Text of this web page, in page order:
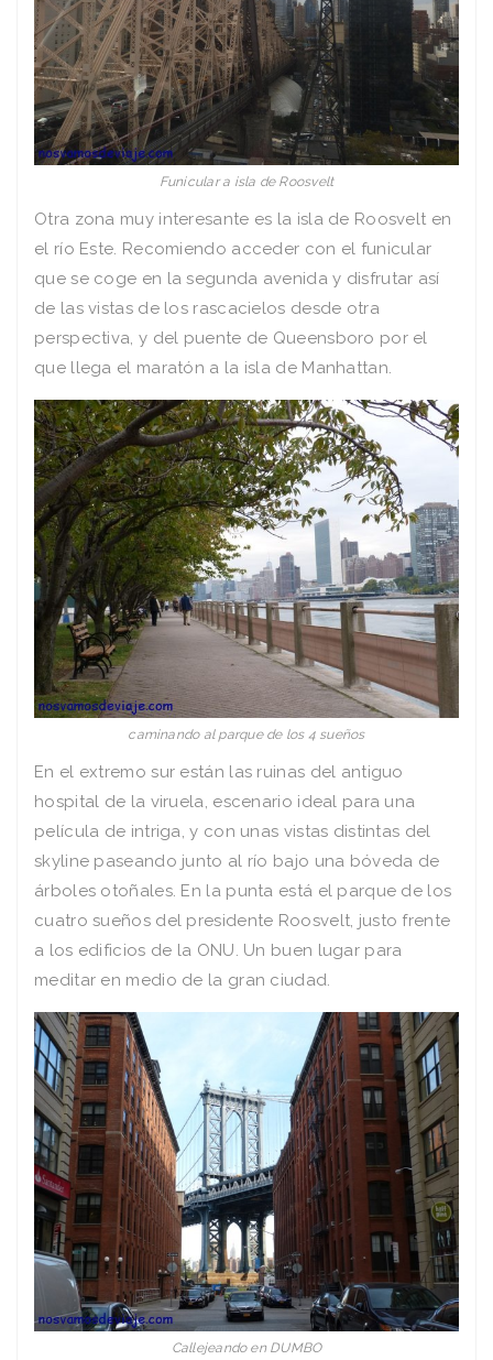
Funicular a isla de Roosvelt
Otra zona muy interesante es la isla de Roosvelt en
el río Este. Recomiendo acceder con el funicular
que se coge en la segunda avenida y disfrutar así
de las vistas de los rascacielos desde otra
perspectiva, y del puente de Queensboro por el
que llega el maratón a la isla de Manhattan.
caminando al parque de los 4 sueños
En el extremo sur están las ruinas del antiguo
hospital de la viruela, escenario ideal para una
película de intriga, y con unas vistas distintas del
skyline paseando junto al río bajo una bóveda de
árboles otoñales. En la punta está el parque de los
cuatro sueños del presidente Roosvelt, justo frente
a los edificios de la ONU. Un buen lugar para
meditar en medio de la gran ciudad.
Callejeando en DUMBO